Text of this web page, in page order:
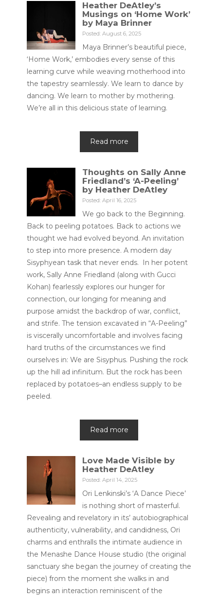
Heather DeAtley’s
Musings on ‘Home Work’
by Maya Brinner
Posted: August 6, 2025
Maya Brinner’s beautiful piece,
‘Home Work,’ embodies every sense of this
learning curve while weaving motherhood into
the tapestry seamlessly. We learn to dance by
dancing. We learn to mother by mothering.
We’re all in this delicious state of learning.
Read more
Thoughts on Sally Anne
Friedland’s ‘A-Peeling’
by Heather DeAtley
Posted: April 16, 2025
We go back to the Beginning.
Back to peeling potatoes. Back to actions we
thought we had evolved beyond. An invitation
to step into more presence. A modern day
Sisyphyean task that never ends. In her potent
work, Sally Anne Friedland (along with Gucci
Kohan) fearlessly explores our hunger for
connection, our longing for meaning and
purpose amidst the backdrop of war, conflict,
and strife. The tension excavated in “A-Peeling”
is viscerally uncomfortable and involves facing
hard truths of the circumstances we find
ourselves in: We are Sisyphus. Pushing the rock
up the hill ad infinitum. But the rock has been
replaced by potatoes–an endless supply to be
peeled.
Read more
Love Made Visible by
Heather DeAtley
Posted: April 14, 2025
Ori Lenkinski’s ‘A Dance Piece’
is nothing short of masterful.
Revealing and revelatory in its’ autobiographical
authenticity, vulnerability, and candidness, Ori
charms and enthralls the intimate audience in
the Menashe Dance House studio (the original
sanctuary she began the journey of creating the
piece) from the moment she walks in and
begins an interaction reminiscent of the